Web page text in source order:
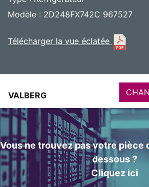
Modèle : 2D248FX742C 967527
Télécharger la vue éclatée
VALBERG
Vous ne trouvez pas votre pièce
dessous ?
Cliquez ici